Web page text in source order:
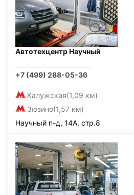
Автотехцентр Научный
+7 (499) 288-05-36
Калужская(1,09 км)
Зюзино(1,57 км)
Научный п-д, 14А, стр.8